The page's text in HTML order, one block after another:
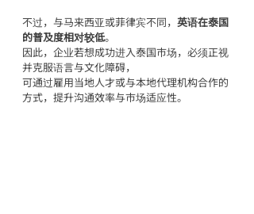
不过，与马来西亚或菲律宾不同， 英语在泰国
的普及度相对较低。
因此，企业若想成功进入泰国市场，必须正视
并克服语言与文化障碍，
可通过雇用当地人才或与本地代理机构合作的
方式，提升沟通效率与市场适应性。